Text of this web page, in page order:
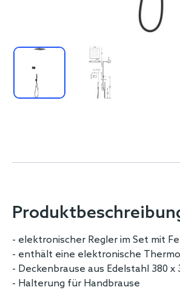
- elektronischer Regler im Set mit
- enthält eine elektronische
- Deckenbrause aus Edelstahl 380 x
- Halterung für Handbrause